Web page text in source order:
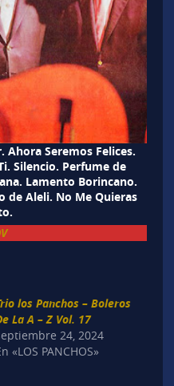
Ahora Seremos Felices.
Silencio. Perfume de
Lamento Borincano.
de Aleli. No Me Quieras
los Panchos – Boleros
La A – Z Vol. 17
24, 2024
«LOS PANCHOS»